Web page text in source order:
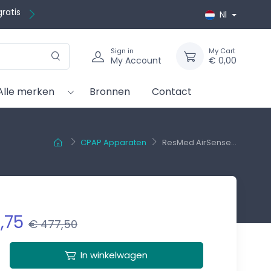
Nl
Sign in
My Account
My Cart
€ 0,00
merken Bronnen Contact
CPAP Apparaten ResMed AirSense...
€ 477,50
In winkelwagen